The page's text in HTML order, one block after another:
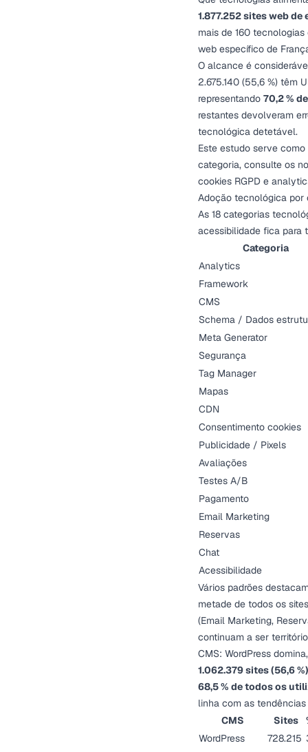
1.877.252 sites web
mais de 160
web específico de
O alcance é
2.675.140 (55,6 %) têm
representando 70,2 %
restantes devolveram
tecnológica detetável.
Este estudo serve
categoria, consulte os
cookies RGPD e
Adoção tecnológica por
As 18 categorias
acessibilidade fica para
Categoria
Analytics
Framework
CMS
Schema / Dados
Meta Generator
Segurança
Tag Manager
Mapas
CDN
Consentimento cookies
Publicidade / Pixels
Avaliações
Testes A/B
Pagamento
Email Marketing
Reservas
Chat
Acessibilidade
Vários padrões
metade de todos os
(Email Marketing,
continuam a ser
CMS: WordPress
1.062.379 sites (56,6 %)
68,5 % de todos os
linha com as
CMS
Sites
WordPress
728.215